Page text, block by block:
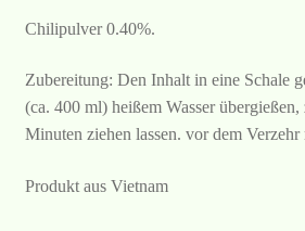
Chilipulver 0.40%.
Zubereitung: Den Inhalt in eine Schale
(ca. 400 ml) heißem Wasser übergießen,
Minuten ziehen lassen. vor dem Verzehr
Produkt aus Vietnam